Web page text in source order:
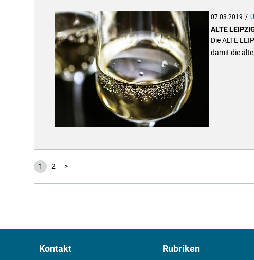
07.03.2019
ALTE
Die ALTE
damit die
1 2 >
Kontakt Rubriken